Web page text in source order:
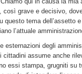
così grave e decisivo,
questo tema
l’attuale
esternazioni degli
cittadini assume anche
essi stampa, grugniti su